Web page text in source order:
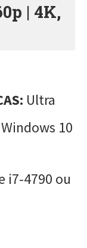
| 4K,
Ultra
Windows 10
i7-4790 ou